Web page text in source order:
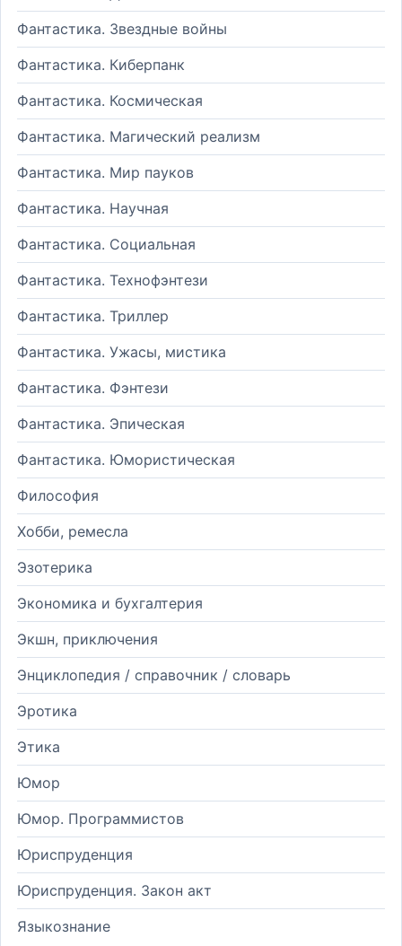
Фантастика. Звездные войны
Фантастика. Киберпанк
Фантастика. Космическая
Фантастика. Магический реализм
Фантастика. Мир пауков
Фантастика. Научная
Фантастика. Социальная
Фантастика. Технофэнтези
Фантастика. Триллер
Фантастика. Ужасы, мистика
Фантастика. Фэнтези
Фантастика. Эпическая
Фантастика. Юмористическая
Философия
Хобби, ремесла
Эзотерика
Экономика и бухгалтерия
Экшн, приключения
Энциклопедия / справочник / словарь
Эротика
Этика
Юмор
Юмор. Программистов
Юриспруденция
Юриспруденция. Закон акт
Языкознание